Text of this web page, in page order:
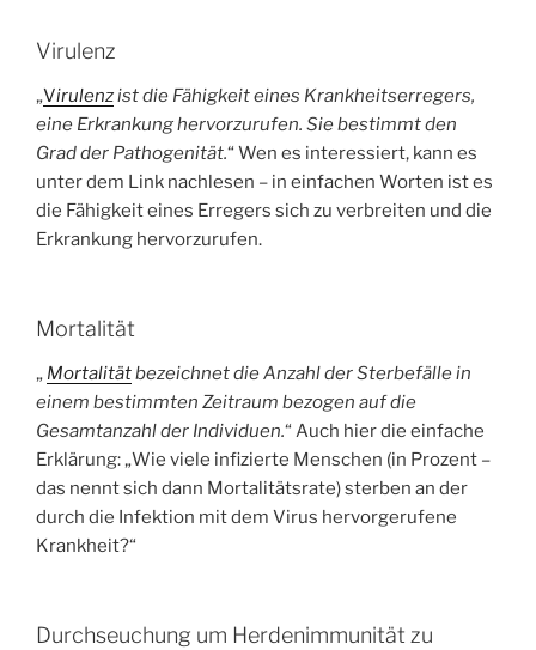
Virulenz
„Virulenzist die Fähigkeit eines Krankheitserregers,
eine Erkrankung hervorzurufen. Sie bestimmt den
Grad der Pathogenität.“ Wen es interessiert, kann es
unter dem Link nachlesen – in einfachen Worten ist es
die Fähigkeit eines Erregers sich zu verbreiten und die
Erkrankung hervorzurufen.
Mortalität
„ Mortalitätbezeichnet die Anzahl der Sterbefälle in
einem bestimmten Zeitraum bezogen auf die
Gesamtanzahl der Individuen.“ Auch hier die einfache
Erklärung: „Wie viele infizierte Menschen (in Prozent –
das nennt sich dann Mortalitätsrate) sterben an der
durch die Infektion mit dem Virus hervorgerufene
Krankheit?“
Durchseuchung um Herdenimmunität zu